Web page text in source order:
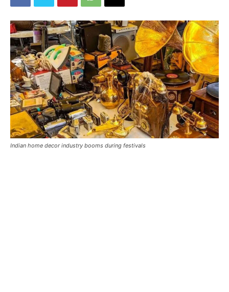
Indian home decor industry booms during festivals